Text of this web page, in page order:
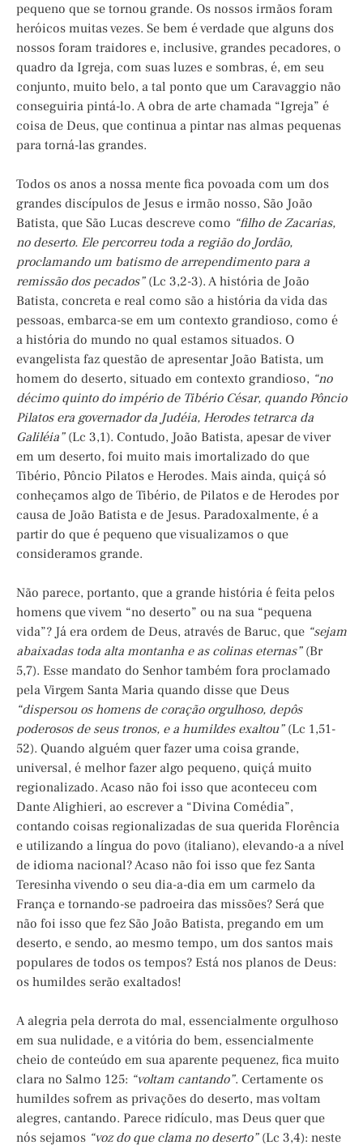
pequeno que se tornou grande. Os nossos irmãos foram
heróicos muitas vezes. Se bem é verdade que alguns dos
nossos foram traidores e, inclusive, grandes pecadores, o
quadro da Igreja, com suas luzes e sombras, é, em seu
conjunto, muito belo, a tal ponto que um Caravaggio não
conseguiria pintá-lo. A obra de arte chamada “Igreja” é
coisa de Deus, que continua a pintar nas almas pequenas
para torná-las grandes.
Todos os anos a nossa mente fica povoada com um dos
grandes discípulos de Jesus e irmão nosso, São João
Batista, que São Lucas descreve como “filho de Zacarias,
no deserto. Ele percorreu toda a região do Jordão,
proclamando um batismo de arrependimento para a
remissão dos pecados” (Lc 3,2-3). A história de João
Batista, concreta e real como são a história da vida das
pessoas, embarca-se em um contexto grandioso, como é
a história do mundo no qual estamos situados. O
evangelista faz questão de apresentar João Batista, um
homem do deserto, situado em contexto grandioso, “no
décimo quinto do império de Tibério César, quando Pôncio
Pilatos era governador da Judéia, Herodes tetrarca da
Galiléia” (Lc 3,1). Contudo, João Batista, apesar de viver
em um deserto, foi muito mais imortalizado do que
Tibério, Pôncio Pilatos e Herodes. Mais ainda, quiçá só
conheçamos algo de Tibério, de Pilatos e de Herodes por
causa de João Batista e de Jesus. Paradoxalmente, é a
partir do que é pequeno que visualizamos o que
consideramos grande.
Não parece, portanto, que a grande história é feita pelos
homens que vivem “no deserto” ou na sua “pequena
vida”? Já era ordem de Deus, através de Baruc, que “sejam
abaixadas toda alta montanha e as colinas eternas” (Br
5,7). Esse mandato do Senhor também fora proclamado
pela Virgem Santa Maria quando disse que Deus
“dispersou os homens de coração orgulhoso, depôs
poderosos de seus tronos, e a humildes exaltou” (Lc 1,51-
52). Quando alguém quer fazer uma coisa grande,
universal, é melhor fazer algo pequeno, quiçá muito
regionalizado. Acaso não foi isso que aconteceu com
Dante Alighieri, ao escrever a “Divina Comédia”,
contando coisas regionalizadas de sua querida Florência
e utilizando a língua do povo (italiano), elevando-a a nível
de idioma nacional? Acaso não foi isso que fez Santa
Teresinha vivendo o seu dia-a-dia em um carmelo da
França e tornando-se padroeira das missões? Será que
não foi isso que fez São João Batista, pregando em um
deserto, e sendo, ao mesmo tempo, um dos santos mais
populares de todos os tempos? Está nos planos de Deus:
os humildes serão exaltados!
A alegria pela derrota do mal, essencialmente orgulhoso
em sua nulidade, e a vitória do bem, essencialmente
cheio de conteúdo em sua aparente pequenez, fica muito
clara no Salmo 125: “voltam cantando”. Certamente os
humildes sofrem as privações do deserto, mas voltam
alegres, cantando. Parece ridículo, mas Deus quer que
nós sejamos “voz do que clama no deserto”(Lc 3,4): neste